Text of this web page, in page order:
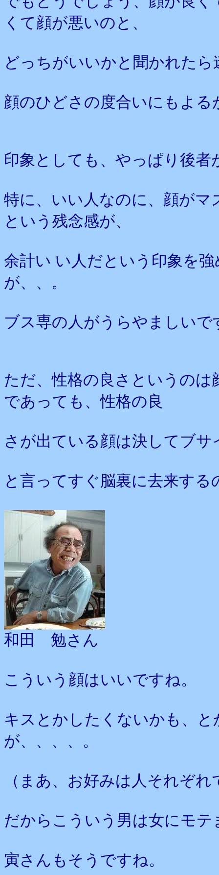
くて顔が悪いのと、
どっちがいいかと聞かれた
顔のひどさの度合いにもよる
印象としても、やっぱり後者
特に、いい人なのに、顔が
という残念感が、
余計い い人だという印象を
が、、。
ブス専の人がうらやましいで
ただ、性格の良さというの
であっても、性格の良
さが出ている顔は決してブ
と言ってすぐ脳裏に去来す
和田 勉さん
こういう顔はいいですね。
キスとかしたくないかも、
が、、、、。
（まあ、お好みは人それぞ
だからこういう男は女にモテ
寅さんもそうですね。